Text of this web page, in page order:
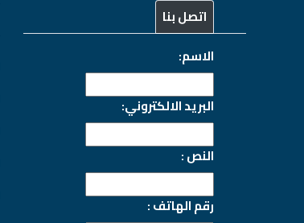
اتصل بنا
الاسم:
البريد الالكتروني:
النص :
رقم الهاتف :